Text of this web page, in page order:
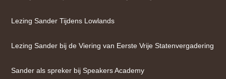
Lezing Sander Tijdens Lowlands
Lezing Sander bij de Viering van Eerste Vrije Statenvergadering
Sander als spreker bij Speakers Academy